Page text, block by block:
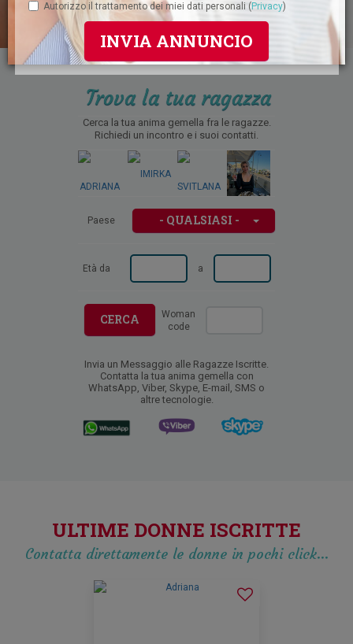
Trova la tua ragazza
Cerca la tua anima gemella fra le ragazze.
Richiedi un incontro e i suoi contatti.
Paese - QUALSIASI -
Età da a
CERCA
Woman
code
Invia un Messaggio alle Ragazze Iscritte.
Contatta la tua anima gemella con
WhatsApp, Viber, Skype, E-mail, SMS o
altre tecnologie.
ULTIME DONNE ISCRITTE
Contatta direttamente le donne in pochi click…
Autorizzo il trattamento dei miei dati personali ( Privacy)
INVIA ANNUNCIO